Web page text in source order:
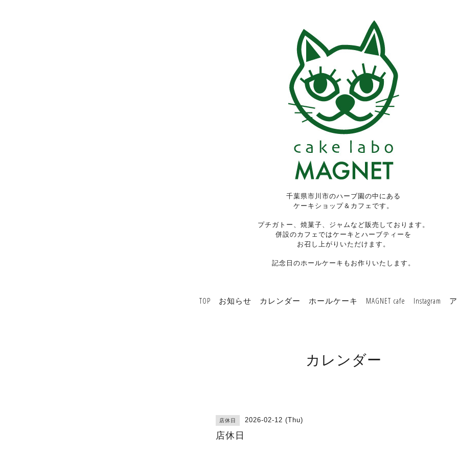
千葉県市川市のハーブ園の中にある
ケーキショップ＆カフェです。
プチガトー、焼菓子、ジャムなど販売しております。
併設のカフェではケーキとハーブティーを
お召し上がりいただけます。
記念日のホールケーキもお作りいたします。
TOP お知らせ カレンダー ホールケーキ MAGNET cafe Instagram
カレンダー
店休日 2026-02-12 (Thu)
店休日